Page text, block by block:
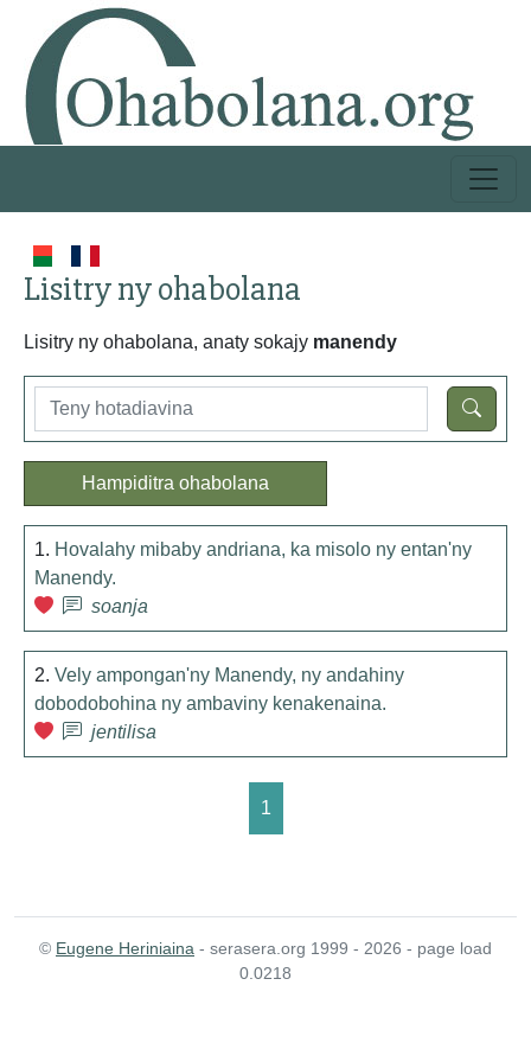
Lisitry ny ohabolana
Lisitry ny ohabolana, anaty sokajy manendy
Hampiditra ohabolana
1. Hovalahy mibaby andriana, ka misolo ny entan'ny
Manendy.
soanja
2. Vely ampongan'ny Manendy, ny andahiny
dobodobohina ny ambaviny kenakenaina.
jentilisa
1
© Eugene Heriniaina - serasera.org 1999 - 2026 - page load
0.0218